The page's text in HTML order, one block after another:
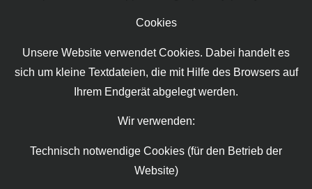
Cookies
Unsere Website verwendet Cookies. Dabei handelt es
sich um kleine Textdateien, die mit Hilfe des Browsers auf
Ihrem Endgerät abgelegt werden.
Wir verwenden:
Technisch notwendige Cookies (für den Betrieb der
Website)